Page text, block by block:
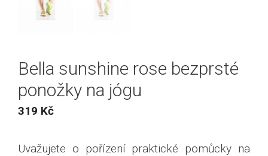
Bella sunshine rose bezprsté
ponožky na jógu
319 Kč
Uvažujete o pořízení praktické pomůcky na